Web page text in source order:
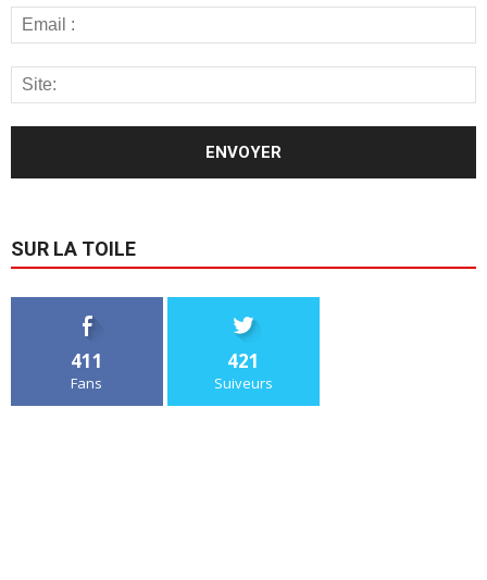
SUR LA TOILE
411
Fans
421
Suiveurs